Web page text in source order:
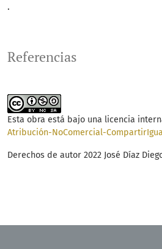
.
Referencias
Esta obra está bajo una licencia
Atribución-NoComercial-
Derechos de autor 2022 José Díaz